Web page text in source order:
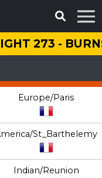
273 -
Europe/Paris
St_Barthelemy
Indian/Reunion